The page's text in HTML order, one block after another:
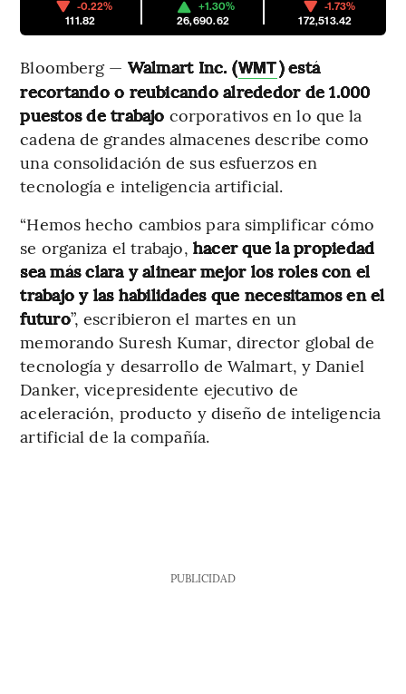
-0.22%
111.82
+1.30%
26,690.62
-1.73%
172,513.42
Bloomberg — Walmart Inc. (WMT) está
recortando o reubicando alrededor de 1.000
puestos de trabajo corporativos en lo que la
cadena de grandes almacenes describe como
una consolidación de sus esfuerzos en
tecnología e inteligencia artificial.
“Hemos hecho cambios para simplificar cómo
se organiza el trabajo, hacer que la propiedad
sea más clara y alinear mejor los roles con el
trabajo y las habilidades que necesitamos en el
futuro”, escribieron el martes en un
memorando Suresh Kumar, director global de
tecnología y desarrollo de Walmart, y Daniel
Danker, vicepresidente ejecutivo de
aceleración, producto y diseño de inteligencia
artificial de la compañía.
PUBLICIDAD